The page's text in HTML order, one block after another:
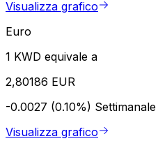
Visualizza grafico
Euro
1 KWD equivale a
2,80186 EUR
-0.0027 (0.10%) Settimanale
Visualizza grafico